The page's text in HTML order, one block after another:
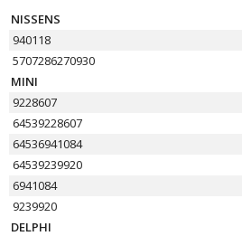
NISSENS
940118
5707286270930
MINI
9228607
64539228607
64536941084
64539239920
6941084
9239920
DELPHI